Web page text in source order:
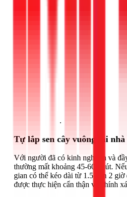
.
Tự lắp sen cây vuông tại
Với người đã có kinh nghiệm và
thường mất khoảng 45-60 phút.
gian có thể kéo dài từ 1.5 đến 2 giờ
được thực hiện cẩn thận và chính